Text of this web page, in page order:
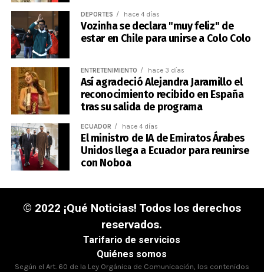
DEPORTES hace 4 días
Vozinha se declara "muy feliz" de
estar en Chile para unirse a Colo Colo
ENTRETENIMIENTO hace 3 días
Así agradeció Alejandra Jaramillo el
reconocimiento recibido en España
tras su salida de programa
ECUADOR hace 4 días
El ministro de IA de Emiratos Árabes
Unidos llega a Ecuador para reunirse
con Noboa
© 2022 ¡Qué Noticias! Todos los derechos
reservados.
Tarifario de servicios
Quiénes somos
Según el Art. 60 de la Ley Orgánica de Comunicación, los contenidos